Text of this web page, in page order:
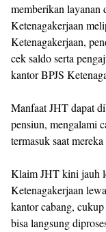
memberikan layanan
Ketenagakerjaan
Ketenagakerjaan,
cek saldo serta
kantor BPJS
Manfaat JHT dapat
pensiun, mengalami
termasuk saat
Klaim JHT kini jauh
Ketenagakerjaan
kantor cabang,
bisa langsung